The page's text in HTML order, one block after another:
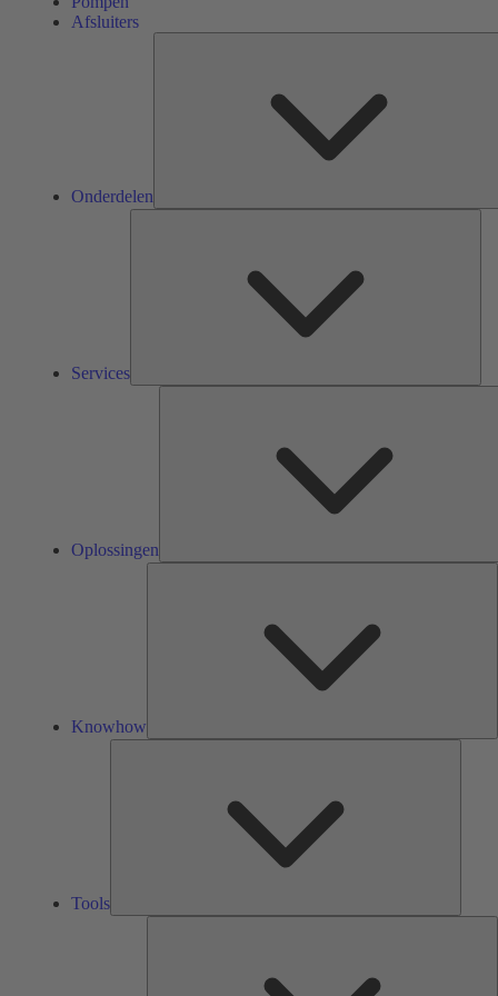
Afsluiters
Onderdelen
Services
Oplossingen
Knowhow
Tools